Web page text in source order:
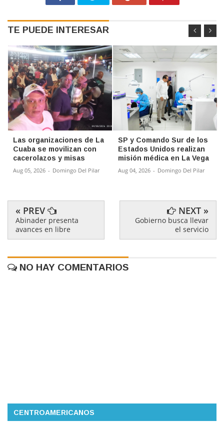
TE PUEDE INTERESAR
Las organizaciones de La
Cuaba se movilizan con
cacerolazos y misas
Aug 05, 2026 - Domingo Del Pilar
SP y Comando Sur de los
Estados Unidos realizan
misión médica en La Vega
Aug 04, 2026 - Domingo Del Pilar
« PREV
Abinader presenta
avances en libre
NEXT »
Gobierno busca llevar
el servicio
NO HAY COMENTARIOS
CENTROAMERICANOS